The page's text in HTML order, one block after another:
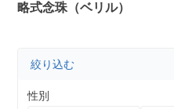
略式念珠（ベリル）
絞り込む
性別